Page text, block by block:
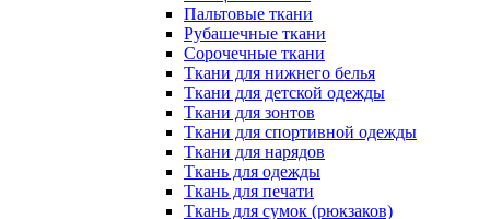
Пальтовые ткани
Рубашечные ткани
Сорочечные ткани
Ткани для нижнего белья
Ткани для детской одежды
Ткани для зонтов
Ткани для спортивной одежды
Ткани для нарядов
Ткань для одежды
Ткань для печати
Ткань для сумок (рюкзаков)